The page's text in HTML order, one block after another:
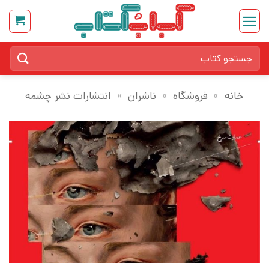
Skip
content
برای:
خانه » فروشگاه » ناشران » انتشارات نشر چشمه